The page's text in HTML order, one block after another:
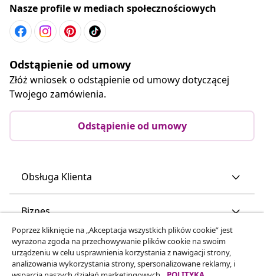
Nasze profile w mediach społecznościowych
Odstąpienie od umowy
Złóż wniosek o odstąpienie od umowy dotyczącej
Twojego zamówienia.
Odstąpienie od umowy
Obsługa Klienta
Biznes
vidaXL
Poprzez kliknięcie na „Akceptacja wszystkich plików cookie” jest
wyrażona zgoda na przechowywanie plików cookie na swoim
urządzeniu w celu usprawnienia korzystania z nawigacji strony,
analizowania wykorzystania strony, spersonalizowane reklamy, i